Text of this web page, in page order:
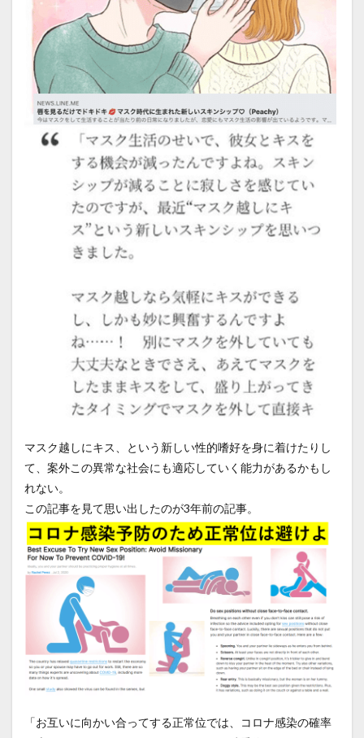
マスク越しにキス、という新しい性的嗜好を身に着けたりし
て、案外この異常な社会にも適応していく能力があるかもし
れない。
この記事を見て思い出したのが3年前の記事。
「お互いに向かい合ってする正常位では、コロナ感染の確率